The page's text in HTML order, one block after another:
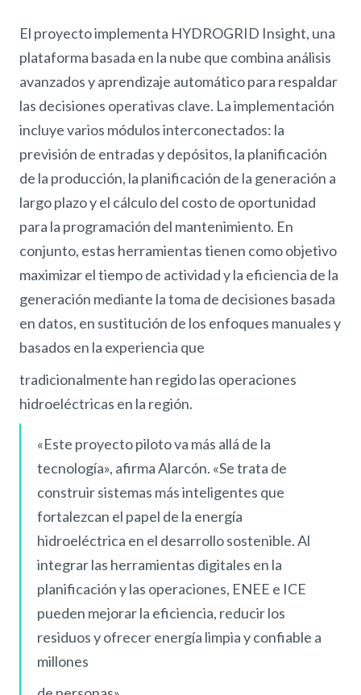
El proyecto implementa HYDROGRID Insight, una
plataforma basada en la nube que combina análisis
avanzados y aprendizaje automático para respaldar
las decisiones operativas clave. La implementación
incluye varios módulos interconectados: la
previsión de entradas y depósitos, la planificación
de la producción, la planificación de la generación a
largo plazo y el cálculo del costo de oportunidad
para la programación del mantenimiento. En
conjunto, estas herramientas tienen como objetivo
maximizar el tiempo de actividad y la eficiencia de la
generación mediante la toma de decisiones basada
en datos, en sustitución de los enfoques manuales y
basados en la experiencia que
tradicionalmente han regido las operaciones
hidroeléctricas en la región.
«Este proyecto piloto va más allá de la
tecnología», afirma Alarcón. «Se trata de
construir sistemas más inteligentes que
fortalezcan el papel de la energía
hidroeléctrica en el desarrollo sostenible. Al
integrar las herramientas digitales en la
planificación y las operaciones, ENEE e ICE
pueden mejorar la eficiencia, reducir los
residuos y ofrecer energía limpia y confiable a
millones